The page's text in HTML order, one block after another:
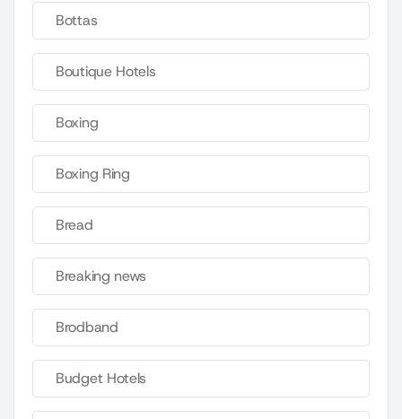
Bottas
Boutique Hotels
Boxing
Boxing Ring
Bread
Breaking news
Brodband
Budget Hotels